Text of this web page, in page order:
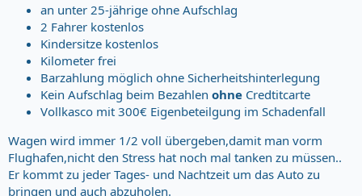
an unter 25-jährige ohne Aufschlag
2 Fahrer kostenlos
Kindersitze kostenlos
Kilometer frei
Barzahlung möglich ohne Sicherheitshinterlegung
Kein Aufschlag beim Bezahlen ohne Credtitcarte
Vollkasco mit 300€ Eigenbeteilgung im Schadenfall
Wagen wird immer 1/2 voll übergeben,damit man vorm
Flughafen,nicht den Stress hat noch mal tanken zu müssen..
Er kommt zu jeder Tages- und Nachtzeit um das Auto zu
bringen und auch abzuholen.